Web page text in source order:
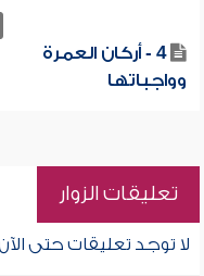
4 - أركان العمرة
وواجباتها
تعليقات الزوار
لا توجد تعليقات حتى